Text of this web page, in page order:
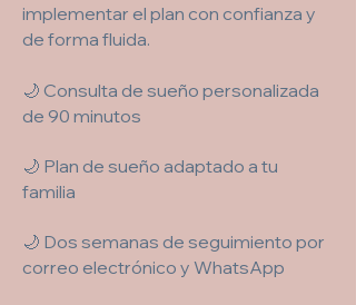
implementar el plan con confianza y
de forma fluida.
🌙 Consulta de sueño personalizada
de 90 minutos
🌙 Plan de sueño adaptado a tu
familia
🌙 Dos semanas de seguimiento por
correo electrónico y WhatsApp